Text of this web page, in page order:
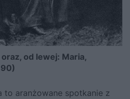
oraz, od lewej: Maria,
to aranżowane spotkanie z